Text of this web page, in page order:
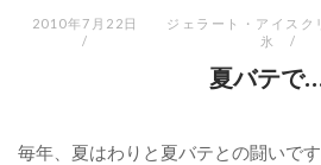
2010年7月22日
ジェラート・アイスク
氷
夏バテで
毎年、夏はわりと夏バテとの闘いで